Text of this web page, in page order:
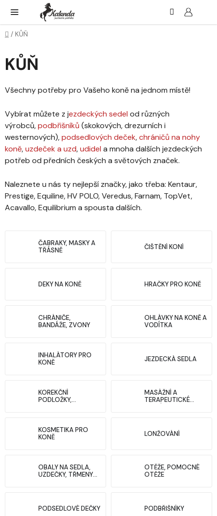
obsah
Domů
/ KŮŇ
KŮŇ
Všechny potřeby pro Vašeho koně na jednom místě!
Vybírat můžete z jezdeckých sedel od různých
výrobců,podbřišníků (skokových, drezurních i
westernových),podsedlových deček,chráničů na nohy
koně,uzdeček a uzd,udidel a mnoha dalších jezdeckých
potřeb od předních českých a světových značek.
Naleznete u nás ty nejlepší značky, jako třeba: Kentaur,
Prestige, Equiline, HV POLO, Veredus, Farnam, TopVet,
Acavallo, Equilibrium a spousta dalších.
ČABRAKY, MASKY A
TŘÁSNĚ
ČIŠTĚNÍ KONÍ
DEKY NA KONĚ HRAČKY PRO KONĚ
CHRÁNIČE,
BANDÁŽE, ZVONY
OHLÁVKY NA KONĚ A
VODÍTKA
INHALÁTORY PRO
KONĚ
JEZDECKÁ SEDLA
KOREKČNÍ
PODLOŽKY,
MASÁŽNÍ A
TERAPEUTICKÉ
KOSMETIKA PRO
KONĚ
LONŽOVÁNÍ
OBALY NA SEDLA,
UZDEČKY, TŘMENY
OTĚŽE, POMOCNÉ
OTĚŽE
PODSEDLOVÉ DEČKY PODBŘIŠNÍKY